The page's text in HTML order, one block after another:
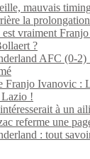
mauvais
la
vraiment
?
AFC (0-2)
Franjo Ivanovic :
Lazio !
à un
referme une
: tout